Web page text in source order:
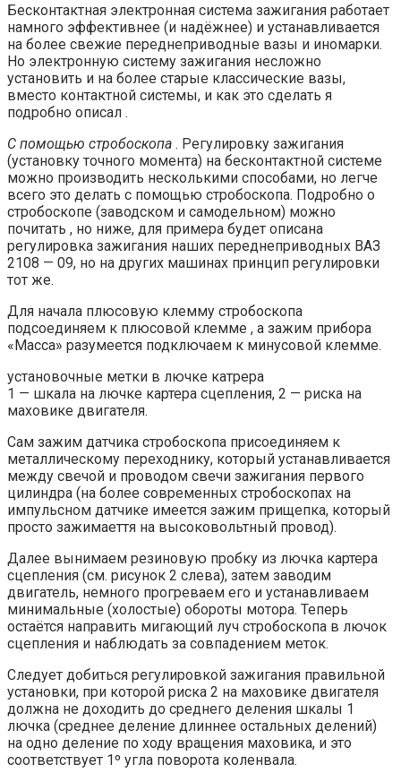
Бесконтактная электронная система зажигания работает
намного эффективнее (и надёжнее) и устанавливается
на более свежие переднеприводные вазы и иномарки.
Но электронную систему зажигания несложно
установить и на более старые классические вазы,
вместо контактной системы, и как это сделать я
подробно описал .
С помощью стробоскопа . Регулировку зажигания
(установку точного момента) на бесконтактной системе
можно производить несколькими способами, но легче
всего это делать с помощью стробоскопа. Подробно о
стробоскопе (заводском и самодельном) можно
почитать , но ниже, для примера будет описана
регулировка зажигания наших переднеприводных ВАЗ
2108 — 09, но на других машинах принцип регулировки
тот же.
Для начала плюсовую клемму стробоскопа
подсоединяем к плюсовой клемме , а зажим прибора
«Масса» разумеется подключаем к минусовой клемме.
установочные метки в лючке катрера
1 — шкала на лючке картера сцепления, 2 — риска на
маховике двигателя.
Сам зажим датчика стробоскопа присоединяем к
металлическому переходнику, который устанавливается
между свечой и проводом свечи зажигания первого
цилиндра (на более современных стробоскопах на
импульсном датчике имеется зажим прищепка, который
просто зажимаеття на высоковольтный провод).
Далее вынимаем резиновую пробку из лючка картера
сцепления (см. рисунок 2 слева), затем заводим
двигатель, немного прогреваем его и устанавливаем
минимальные (холостые) обороты мотора. Теперь
остаётся направить мигающий луч стробоскопа в лючок
сцепления и наблюдать за совпадением меток.
Следует добиться регулировкой зажигания правильной
установки, при которой риска 2 на маховике двигателя
должна не доходить до среднего деления шкалы 1
лючка (среднее деление длиннее остальных делений)
на одно деление по ходу вращения маховика, и это
соответствует 1º угла поворота коленвала.